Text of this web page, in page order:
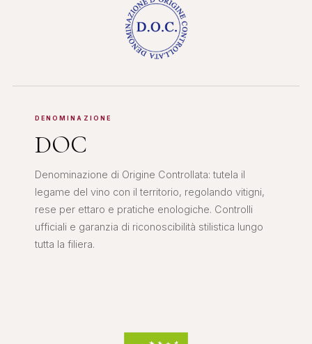
DENOMINAZIONE
DOC
Denominazione di Origine Controllata: tutela il
legame del vino con il territorio, regolando vitigni,
rese per ettaro e pratiche enologiche. Controlli
ufficiali e garanzia di riconoscibilità stilistica lungo
tutta la filiera.